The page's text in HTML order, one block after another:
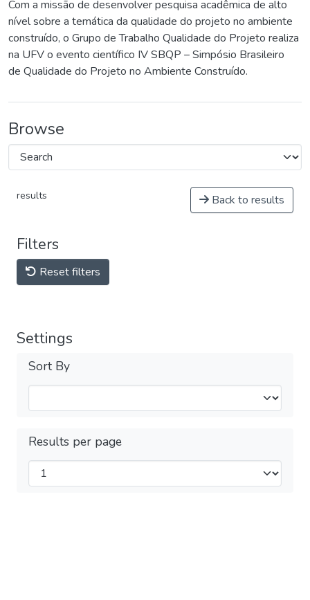
Com a missão de desenvolver pesquisa acadêmica de alto
nível sobre a temática da qualidade do projeto no ambiente
construído, o Grupo de Trabalho Qualidade do Projeto realiza
na UFV o evento científico IV SBQP – Simpósio Brasileiro
de Qualidade do Projeto no Ambiente Construído.
Browse
results Back to results
Filters
Reset filters
Settings
Sort By
Results per page